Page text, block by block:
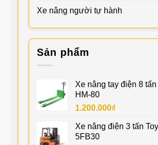
Xe nâng người tự hành
Sản phẩm
Xe nâng tay điện 8
HM-80
1.200.000₫
Xe nâng điện 3 tấn
5FB30